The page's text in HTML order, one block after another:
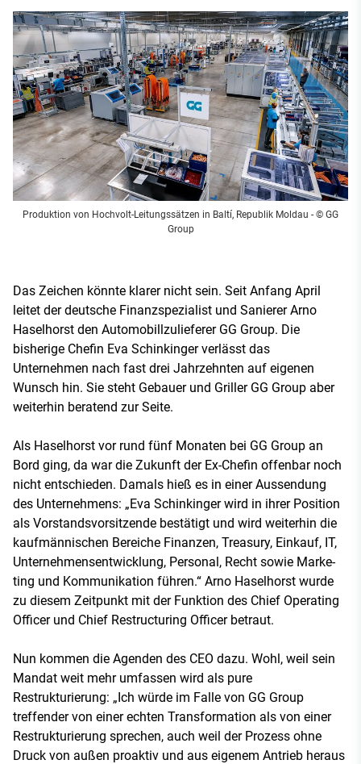
Produktion von Hochvolt-Leitungssätzen in Baltí, Republik Moldau - © GG
Group
Das Zeichen könnte klarer nicht sein. Seit Anfang April
leitet der deutsche Finanzspezialist und Sanierer Arno
Haselhorst den Automobillzulieferer GG Group. Die
bisherige Chefin Eva Schinkinger verlässt das
Unternehmen nach fast drei Jahrzehnten auf eigenen
Wunsch hin. Sie steht Gebauer und Griller GG Group aber
weiterhin beratend zur Seite.
Als Haselhorst vor rund fünf Monaten bei GG Group an
Bord ging, da war die Zukunft der Ex-Chefin offenbar noch
nicht entschieden. Damals hieß es in einer Aussendung
des Unternehmens: „Eva Schin­kin­ger wird in ih­rer Po­si­ti­on
als Vor­stands­vor­sit­zen­de bestätigt und wird wei­ter­hin die
kauf­män­ni­schen Be­rei­che Fi­nan­zen, Tre­a­su­ry, Ein­kauf, IT,
Unternehmensentwicklung, Per­so­nal, Recht so­wie Mar­ke­
ting und Kom­mu­ni­ka­ti­on füh­ren.“ Arno Haselhorst wurde
zu diesem Zeitpunkt mit der Funktion des Chief Operating
Officer und Chief Restructuring Officer betraut.
Nun kommen die Agenden des CEO dazu. Wohl, weil sein
Mandat weit mehr umfassen wird als pure
Restrukturierung: „Ich würde im Falle von GG Group
treffender von einer echten Transformation als von einer
Restrukturierung sprechen, auch weil der Prozess ohne
Druck von außen proaktiv und aus eigenem Antrieb heraus